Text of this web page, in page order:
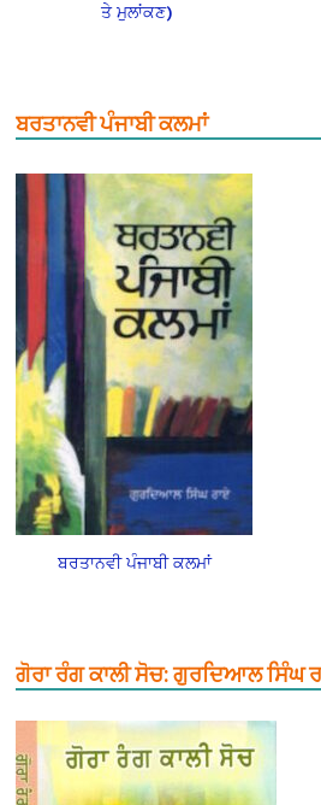
ਤੇ ਮੁਲਾਂਕਣ)
ਬਰਤਾਨਵੀ ਪੰਜਾਬੀ ਕਲਮਾਂ
ਬਰਤਾਨਵੀ ਪੰਜਾਬੀ ਕਲਮਾਂ
ਗੋਰਾ ਰੰਗ ਕਾਲੀ ਸੋਚ: ਗੁਰਦਿਆਲ ਸਿੰਘ